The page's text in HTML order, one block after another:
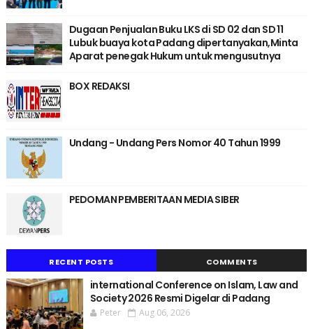
Dugaan Penjualan Buku LKS di SD 02 dan SD 11
Lubuk buaya kota Padang dipertanyakan,Minta
Aparat penegak Hukum untuk mengusutnya
BOX REDAKSI
Undang - Undang Pers Nomor 40 Tahun 1999
PEDOMAN PEMBERITAAN MEDIA SIBER
RECENT POSTS COMMENTS
international Conference on Islam, Law and
Society 2026 Resmi Digelar di Padang
Peter Aug 06, 2026